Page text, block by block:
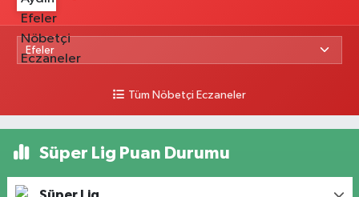
Tüm Nöbetçi Eczaneler
Süper Lig Puan Durumu